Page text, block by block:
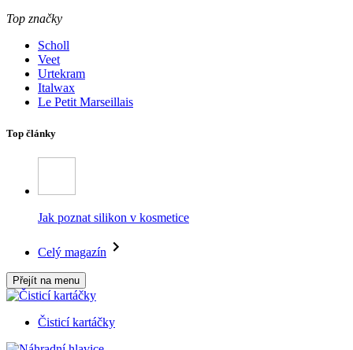
Top značky
Scholl
Veet
Urtekram
Italwax
Le Petit Marseillais
Top články
Jak poznat silikon v kosmetice
Celý magazín
Přejít na menu
Čisticí kartáčky